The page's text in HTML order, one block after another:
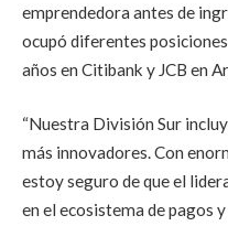
emprendedora antes de
ocupó diferentes
años en Citibank y JCB en
“Nuestra División Sur
más innovadores. Con
estoy seguro de que el
en el ecosistema de pagos